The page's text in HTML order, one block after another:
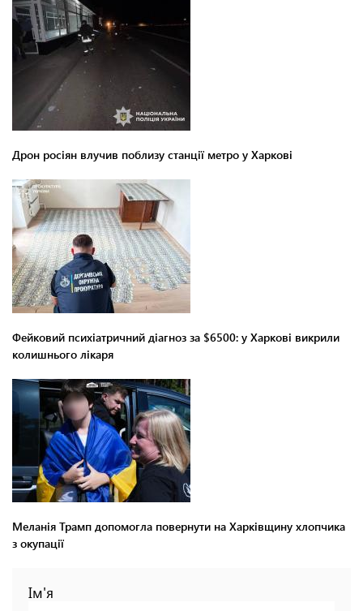
Дрон росіян влучив поблизу станції метро у Харкові
Фейковий психіатричний діагноз за $6500: у Харкові викрили
колишнього лікаря
Меланія Трамп допомогла повернути на Харківщину хлопчика
з окупації
Ім'я